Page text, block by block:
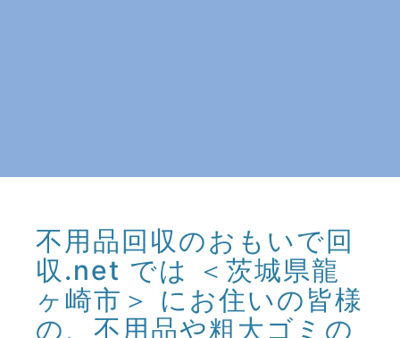
不用品回収のおもいで回
収.net では ＜茨城県龍
ヶ崎市＞ にお住いの皆様
の、不用品や粗大ゴミの